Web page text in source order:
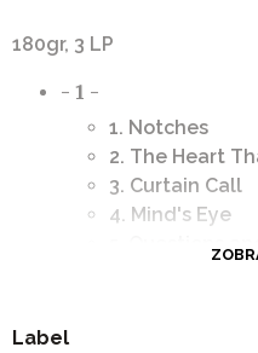
180gr, 3 LP
- 1 -
1. Notches
2. The Heart
3. Curtain Call
4. Mind's Eye
5. Questions
2. Known
Label